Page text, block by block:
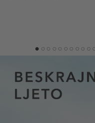
1 2 3 4 5 6 7